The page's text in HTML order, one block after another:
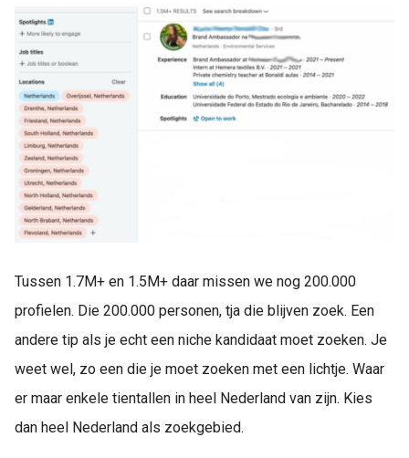
Tussen 1.7M+ en 1.5M+ daar missen we nog 200.000
profielen. Die 200.000 personen, tja die blijven zoek. Een
andere tip als je echt een niche kandidaat moet zoeken. Je
weet wel, zo een die je moet zoeken met een lichtje. Waar
er maar enkele tientallen in heel Nederland van zijn. Kies
dan heel Nederland als zoekgebied.